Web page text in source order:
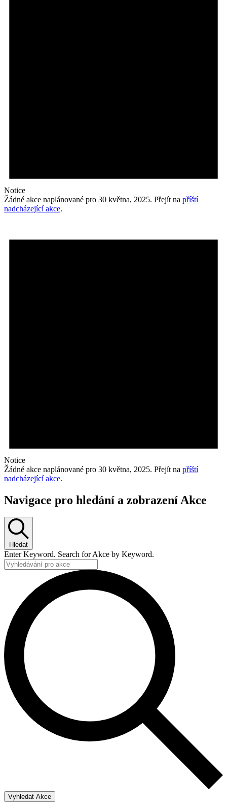
Notice
Žádné akce naplánované pro 30 května, 2025. Přejít na příští
nadcházející akce.
Notice
Žádné akce naplánované pro 30 května, 2025. Přejít na příští
nadcházející akce.
Navigace pro hledání a zobrazení Akce
Hledat
Enter Keyword. Search for Akce by Keyword.
Vyhledat Akce